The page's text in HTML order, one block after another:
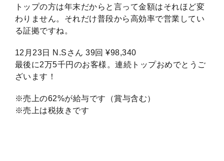
トップの方は年末だからと言って金額はそれほど変
わりません。それだけ普段から高効率で営業してい
る証拠ですね。
12月23日 N.Sさん 39回 ¥98,340
最後に2万5千円のお客様。連続トップおめでとうご
ざいます！
※売上の62%が給与です（賞与含む）
※売上は税抜きです